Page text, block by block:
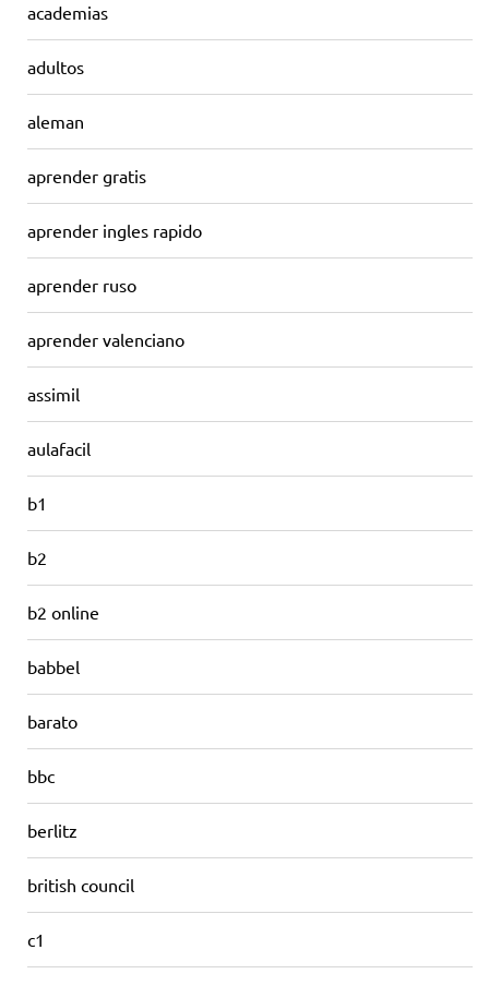
academias
adultos
aleman
aprender gratis
aprender ingles rapido
aprender ruso
aprender valenciano
assimil
aulafacil
b1
b2
b2 online
babbel
barato
bbc
berlitz
british council
c1